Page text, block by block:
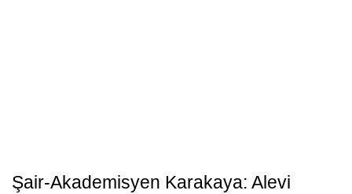
Şair-Akademisyen Karakaya: Alevi